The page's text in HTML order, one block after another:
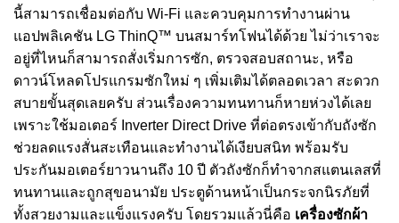
นี้สามารถเชื่อมต่อกับ Wi-Fi และควบคุมการทำงานผ่าน
แอปพลิเคชัน LG ThinQ™ บนสมาร์ทโฟนได้ด้วย ไม่ว่าเราจะ
อยู่ที่ไหนก็สามารถสั่งเริ่มการซัก, ตรวจสอบสถานะ, หรือ
ดาวน์โหลดโปรแกรมซักใหม่ ๆ เพิ่มเติมได้ตลอดเวลา สะดวก
สบายขั้นสุดเลยครับ ส่วนเรื่องความทนทานก็หายห่วงได้เลย
เพราะใช้มอเตอร์ Inverter Direct Drive ที่ต่อตรงเข้ากับถังซัก
ช่วยลดแรงสั่นสะเทือนและทำงานได้เงียบสนิท พร้อมรับ
ประกันมอเตอร์ยาวนานถึง 10 ปี ตัวถังซักก็ทำจากสแตนเลสที่
ทนทานและถูกสุขอนามัย ประตูด้านหน้าเป็นกระจกนิรภัยที่
ทั้งสวยงามและแข็งแรงครับ โดยรวมแล้วนี่คือ เครื่องซักผ้า